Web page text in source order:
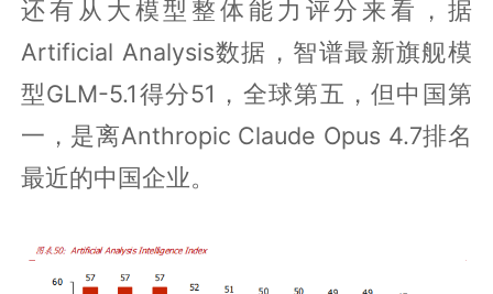
还有从大模型整体能力评分来看，据
Artificial Analysis数据，智谱最新旗舰模
型GLM-5.1得分51，全球第五，但中国第
一，是离Anthropic Claude Opus 4.7排名
最近的中国企业。